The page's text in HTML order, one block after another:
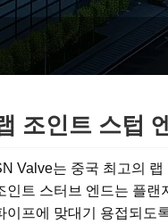
조인트 스텁
Valve는 중국 최고의
인트 스터브 엔드는 플랜
이프에 맞대기 용접되도